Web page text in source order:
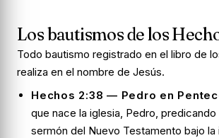
Los bautismos de los
Todo bautismo registrado en el libro de
realiza en el nombre de Jesús.
Hechos 2:38 — Pedro en
que nace la iglesia, Pedro,
sermón del Nuevo Testamento bajo la